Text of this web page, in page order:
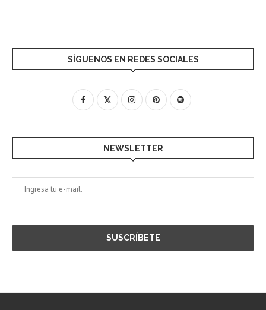
SÍGUENOS EN REDES SOCIALES
NEWSLETTER